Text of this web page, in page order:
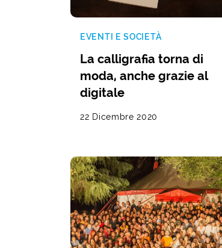
EVENTI E SOCIETÀ
La calligrafia torna di
moda, anche grazie al
digitale
22 Dicembre 2020